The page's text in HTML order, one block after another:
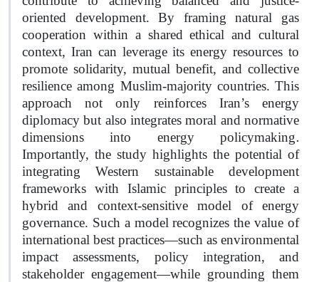
oriented development. By framing natural gas
cooperation within a shared ethical and cultural
context, Iran can leverage its energy resources to
promote solidarity, mutual benefit, and collective
resilience among Muslim-majority countries. This
approach not only reinforces Iran’s energy
diplomacy but also integrates moral and normative
dimensions into energy policymaking.
Importantly, the study highlights the potential of
integrating Western sustainable development
frameworks with Islamic principles to create a
hybrid and context-sensitive model of energy
governance. Such a model recognizes the value of
international best practices—such as environmental
impact assessments, policy integration, and
stakeholder engagement—while grounding them